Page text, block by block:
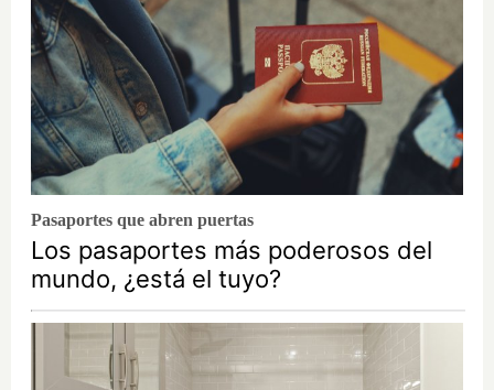
Pasaportes que abren puertas
Los pasaportes más poderosos del
mundo, ¿está el tuyo?